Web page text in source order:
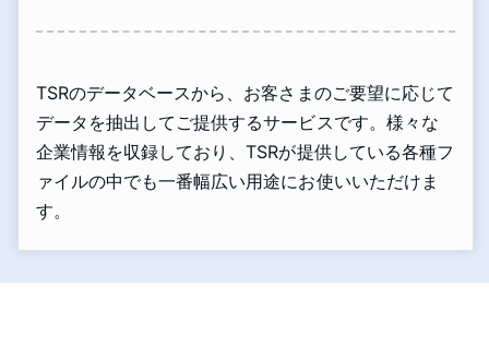
TSRのデータベースから、お客さまのご要望に応じて
データを抽出してご提供するサービスです。様々な
企業情報を収録しており、TSRが提供している各種フ
ァイルの中でも一番幅広い用途にお使いいただけま
す。